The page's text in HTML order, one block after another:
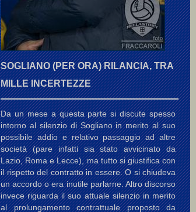
SOGLIANO (PER ORA) RILANCIA, TRA
MILLE INCERTEZZE
Da un mese a questa parte si discute spesso
intorno al silenzio di Sogliano in merito al suo
possibile addio e relativo passaggio ad altre
società (pare infatti sia stato avvicinato da
Lazio, Roma e Lecce), ma tutto si giustifica con
il rispetto del contratto in essere. O si chiudeva
un accordo o era inutile parlarne. Altro discorso
invece riguarda il suo attuale silenzio in merito
al prolungamento contrattuale proposto da